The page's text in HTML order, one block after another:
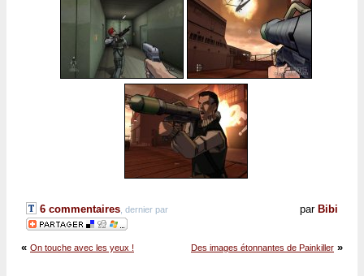
par Bibi
6 commentaires , dernier par
Des images étonnantes de Painkiller »
« On touche avec les yeux !